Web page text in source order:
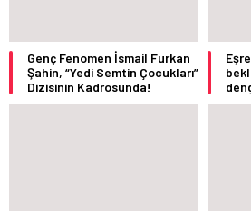
Genç Fenomen İsmail Furkan
Şahin, “Yedi Semtin Çocukları”
Dizisinin Kadrosunda!